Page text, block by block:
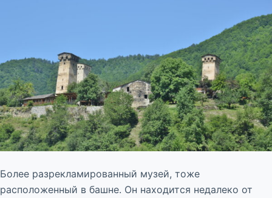
Более разрекламированный музей, тоже
расположенный в башне. Он находится недалеко от